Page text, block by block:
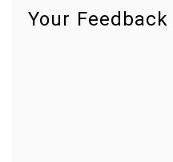
Your Feedback